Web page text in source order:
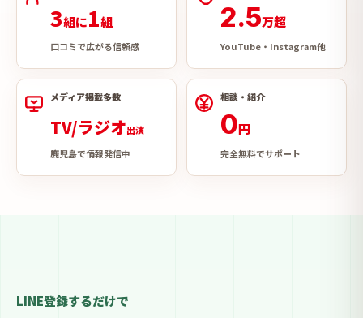
3組に1組
口コミで広がる信頼感
2.5万超
YouTube・Instagram他
メディア掲載多数
TV/ラジオ出演
鹿児島で情報発信中
相談・紹介
0円
完全無料でサポート
LINE登録するだけで